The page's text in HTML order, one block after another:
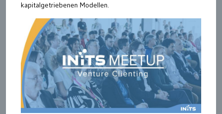
kapitalgetriebenen Modellen.